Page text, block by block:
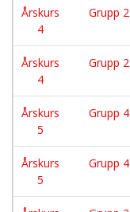
Årskurs
4
Grupp 2
Årskurs
4
Grupp 2
Årskurs
5
Grupp 4
Årskurs
5
Grupp 4